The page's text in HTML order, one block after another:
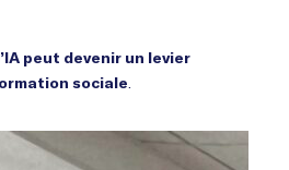
peut devenir un levier
sociale